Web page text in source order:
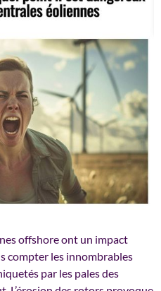
offshore ont un impact
compter les innombrables
par les pales des